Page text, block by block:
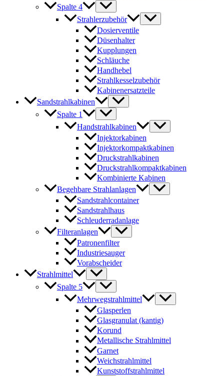
Spalte 4
Strahlerzubehör
Dosierventile
Düsenhalter
Kupplungen
Schläuche
Handhebel
Strahlkesselzubehör
Kabinenersatzteile
Sandstrahlkabinen
Spalte 1
Handstrahlkabinen
Injektorkabinen
Injektorkompaktkabinen
Druckstrahlkabinen
Druckstrahlkompaktkabinen
Kombinierte Kabinen
Begehbare Strahlanlagen
Sandstrahlcontainer
Sandstrahlhaus
Schleuderradanlage
Filteranlagen
Patronenfilter
Industriesauger
Vorabscheider
Strahlmittel
Spalte 5
Mehrwegstrahlmittel
Glasperlen
Glasgranulat (kantig)
Korund
Metallische Strahlmittel
Garnet
Weichstrahlmittel
Kunststoffstrahlmittel